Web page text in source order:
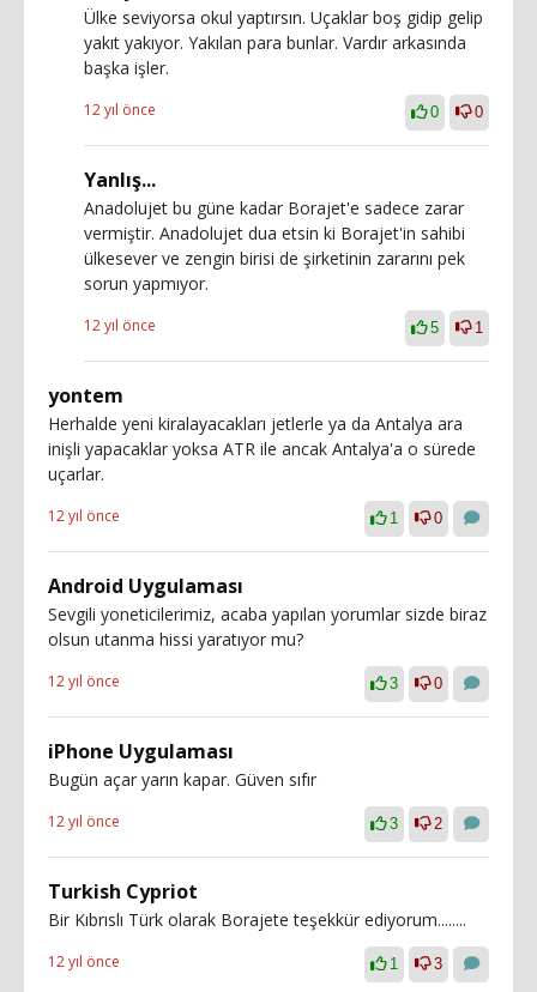
Ülke seviyorsa okul yaptırsın. Uçaklar boş gidip gelip
yakıt yakıyor. Yakılan para bunlar. Vardır arkasında
başka işler.
12 yıl önce 0 0
Yanlış...
Anadolujet bu güne kadar Borajet'e sadece zarar
vermiştir. Anadolujet dua etsin ki Borajet'in sahibi
ülkesever ve zengin birisi de şirketinin zararını pek
sorun yapmıyor.
12 yıl önce 5 1
yontem
Herhalde yeni kiralayacakları jetlerle ya da Antalya ara
inişli yapacaklar yoksa ATR ile ancak Antalya'a o sürede
uçarlar.
12 yıl önce 1 0
Android Uygulaması
Sevgili yoneticilerimiz, acaba yapılan yorumlar sizde biraz
olsun utanma hissi yaratıyor mu?
12 yıl önce 3 0
iPhone Uygulaması
Bugün açar yarın kapar. Güven sıfır
12 yıl önce 3 2
Turkish Cypriot
Bir Kıbrıslı Türk olarak Borajete teşekkür ediyorum........
12 yıl önce 1 3